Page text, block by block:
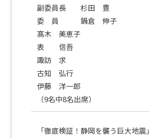
副委員長 杉田 豊
委 員 鍋倉 伸子
髙木 美恵子
表 信吾
諏訪 求
古知 弘行
伊藤 洋一郎
（9名中8名出席）
「徹底検証！静岡を襲う巨大地震」